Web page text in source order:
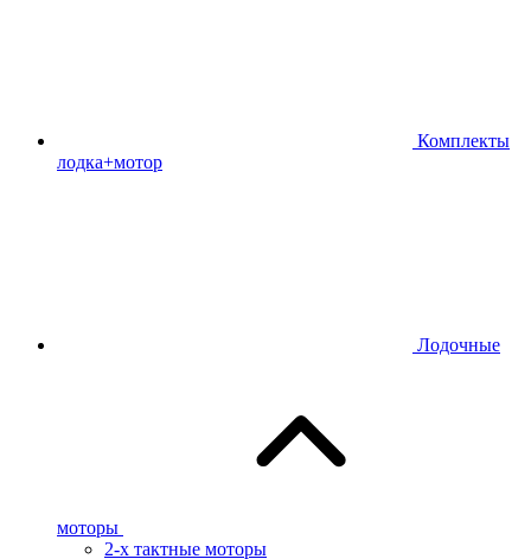
Комплекты
лодка+мотор
Лодочные
моторы
2-х тактные моторы